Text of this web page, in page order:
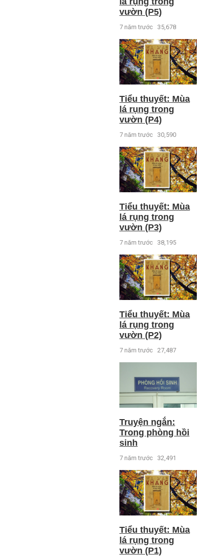
vườn (P5)
7 năm trước 35,678
Tiểu thuyết: Mùa
lá rụng trong
vườn (P4)
7 năm trước 30,590
Tiểu thuyết: Mùa
lá rụng trong
vườn (P3)
7 năm trước 38,195
Tiểu thuyết: Mùa
lá rụng trong
vườn (P2)
7 năm trước 27,487
Truyện ngắn:
Trong phòng hồi
sinh
7 năm trước 32,491
Tiểu thuyết: Mùa
lá rụng trong
vườn (P1)